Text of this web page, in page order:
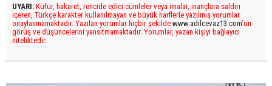
UYARI: Küfür, hakaret, rencide edici cümleler veya imalar, inançlara saldırı
içeren, Türkçe karakter kullanılmayan ve büyük harflerle yazılmış yorumlar
onaylanmamaktadır. Yazılan yorumlar hiçbir şekilde www.adilcevaz13.com’un
görüş ve düşüncelerini yansıtmamaktadır. Yorumlar, yazan kişiyi bağlayıcı
niteliktedir.